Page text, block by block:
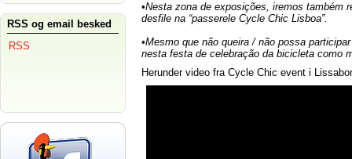
RSS og email besked
RSS
•Nesta zona de exposições, iremos também
desfile na “passerele Cycle Chic Lisboa”.
•Mesmo que não queira / não possa
nesta festa de celebração da bicicleta como
Herunder video fra Cycle Chic event i